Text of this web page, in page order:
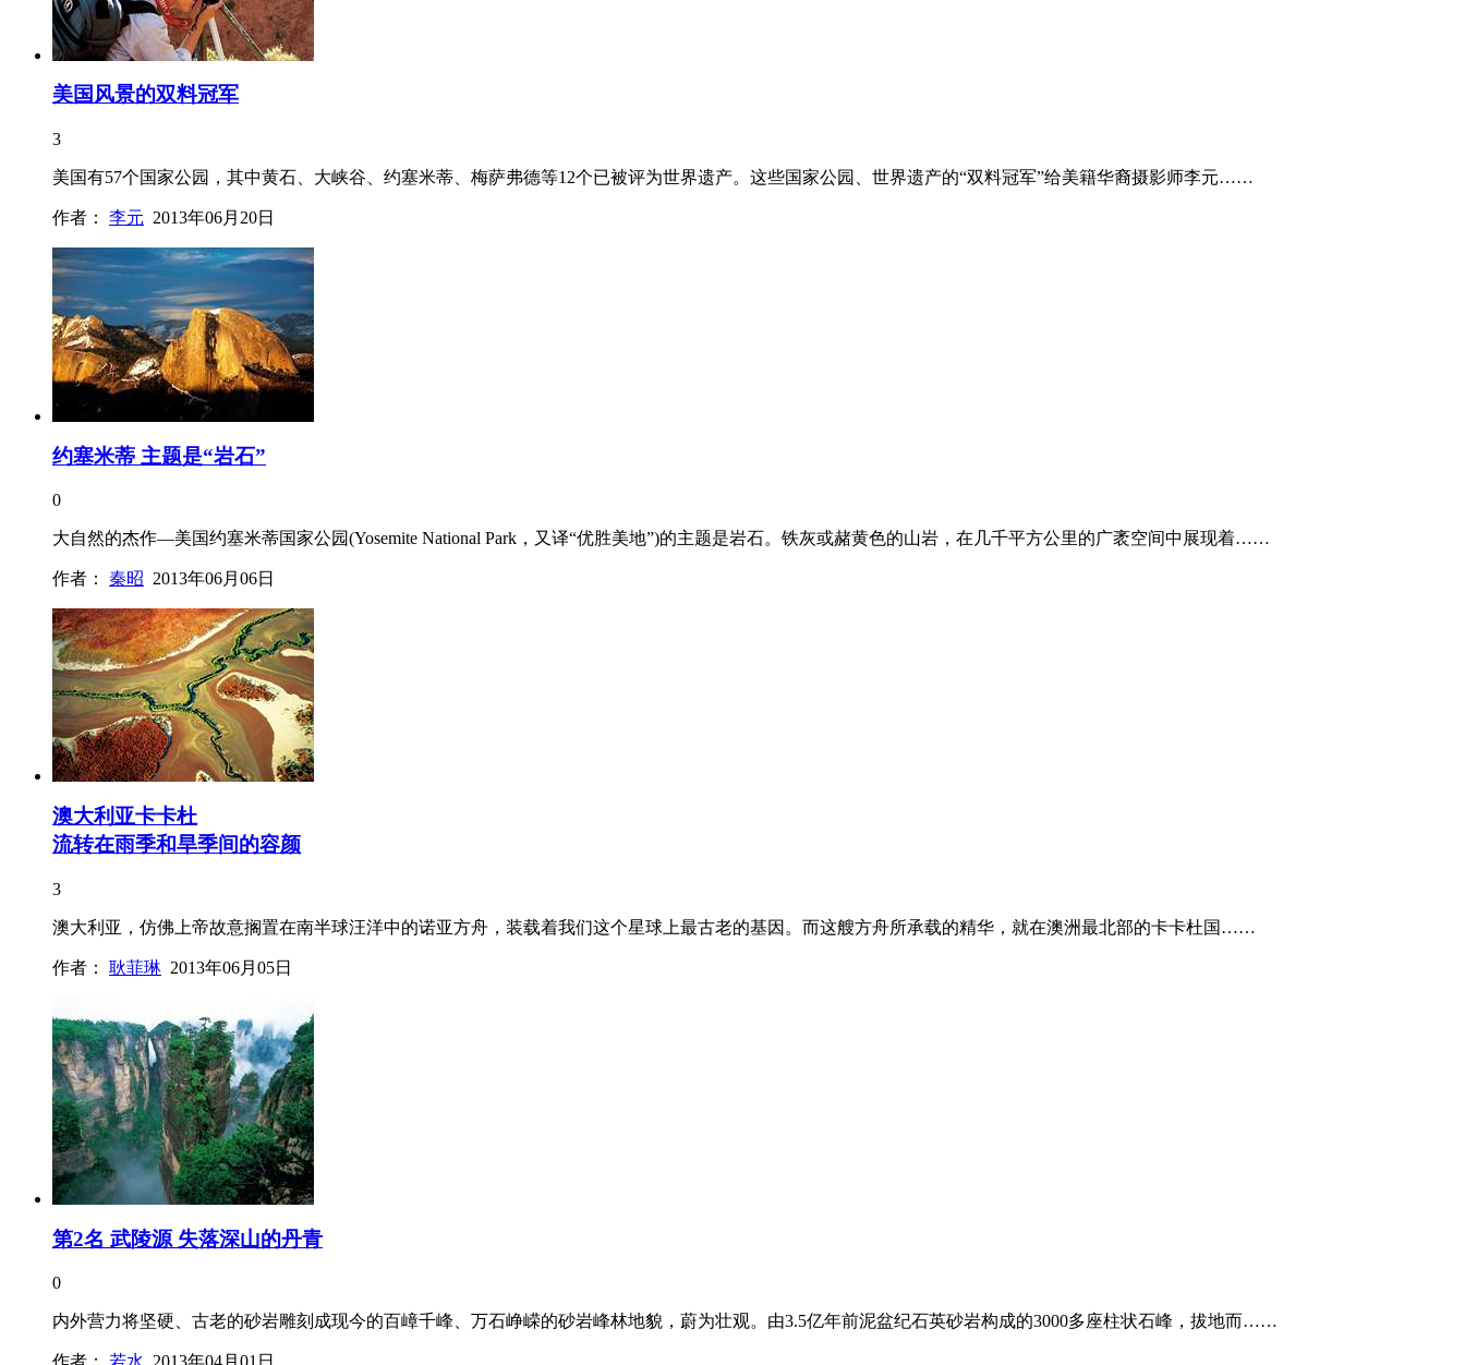
美国风景的双料冠军
3
美国有57个国家公园，其中黄石、大峡谷、约塞米蒂、梅萨弗德等12个已被评为世界遗产。这些国家公园、世界遗产的“双料冠军”给美籍华裔摄影师李元……
作者： 李元 2013年06月20日
约塞米蒂 主题是“岩石”
0
大自然的杰作—美国约塞米蒂国家公园(Yosemite National Park，又译“优胜美地”)的主题是岩石。铁灰或赭黄色的山岩，在几千平方公里的广袤空间中展现着……
作者： 秦昭 2013年06月06日
澳大利亚卡卡杜
流转在雨季和旱季间的容颜
3
澳大利亚，仿佛上帝故意搁置在南半球汪洋中的诺亚方舟，装载着我们这个星球上最古老的基因。而这艘方舟所承载的精华，就在澳洲最北部的卡卡杜国……
作者： 耿菲琳 2013年06月05日
第2名 武陵源 失落深山的丹青
0
内外营力将坚硬、古老的砂岩雕刻成现今的百嶂千峰、万石峥嵘的砂岩峰林地貌，蔚为壮观。由3.5亿年前泥盆纪石英砂岩构成的3000多座柱状石峰，拔地而……